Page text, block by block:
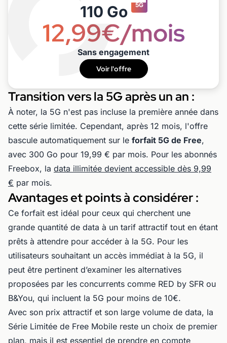
110 Go 5G
12,99€/mois
Sans engagement
Voir l'offre
Transition vers la 5G après un an :
À noter, la 5G n'est pas incluse la première année dans
cette série limitée. Cependant, après 12 mois, l'offre
bascule automatiquement sur le forfait 5G de Free,
avec 300 Go pour 19,99 € par mois. Pour les abonnés
Freebox, la data illimitée devient accessible dès 9,99
€ par mois.
Avantages et points à considérer :
Ce forfait est idéal pour ceux qui cherchent une
grande quantité de data à un tarif attractif tout en étant
prêts à attendre pour accéder à la 5G. Pour les
utilisateurs souhaitant un accès immédiat à la 5G, il
peut être pertinent d’examiner les alternatives
proposées par les concurrents comme RED by SFR ou
B&You, qui incluent la 5G pour moins de 10€.
Avec son prix attractif et son large volume de data, la
Série Limitée de Free Mobile reste un choix de premier
plan, mais il est essentiel de prendre en compte